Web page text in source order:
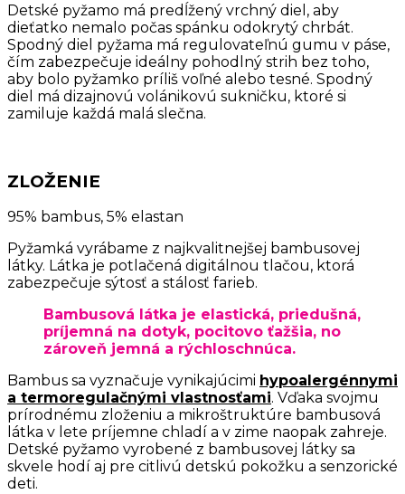
36,00€
through
39,00€
Detské pyžamo má predĺžený vrchný diel, aby
dieťatko nemalo počas spánku odokrytý chrbát.
Spodný diel pyžama má regulovateľnú gumu v páse,
čím zabezpečuje ideálny pohodlný strih bez toho,
aby bolo pyžamko príliš voľné alebo tesné. Spodný
diel má dizajnovú volánikovú sukničku, ktoré si
zamiluje každá malá slečna.
ZLOŽENIE
95% bambus, 5% elastan
Pyžamká vyrábame z najkvalitnejšej bambusovej
látky. Látka je potlačená digitálnou tlačou, ktorá
zabezpečuje sýtosť a stálosť farieb.
Bambusová látka je elastická, priedušná,
príjemná na dotyk, pocitovo ťažšia, no
zároveň jemná a rýchloschnúca.
Bambus sa vyznačuje vynikajúcimi hypoalergénnymi
a termoregulačnými vlastnosťami. Vďaka svojmu
prírodnému zloženiu a mikroštruktúre bambusová
látka v lete príjemne chladí a v zime naopak zahreje.
Detské pyžamo vyrobené z bambusovej látky sa
skvele hodí aj pre citlivú detskú pokožku a senzorické
deti.